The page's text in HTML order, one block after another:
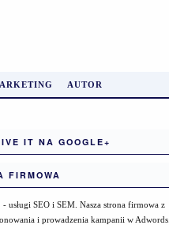
AUTOR
IT NA GOOGLE+
FIRMOWA
- usługi SEO i SEM. Nasza strona firmowa z
i prowadzenia kampanii w Adwords.